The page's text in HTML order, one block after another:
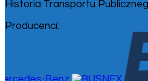
Historia Transportu
Producenci: